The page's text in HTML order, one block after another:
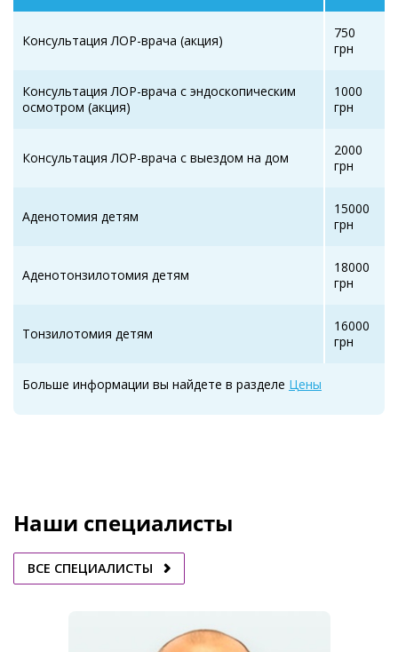
Консультация ЛОР-врача (акция)
750
грн
Консультация ЛОР-врача с эндоскопическим
осмотром (акция)
1000
грн
Консультация ЛОР-врача с выездом на дом
2000
грн
Аденотомия детям
15000
грн
Аденотонзилотомия детям
18000
грн
Тонзилотомия детям
16000
грн
Больше информации вы найдете в разделе Цены
Наши специалисты
ВСЕ СПЕЦИАЛИСТЫ